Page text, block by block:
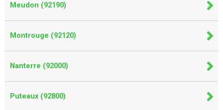
Meudon (92190)
Montrouge (92120)
Nanterre (92000)
Puteaux (92800)